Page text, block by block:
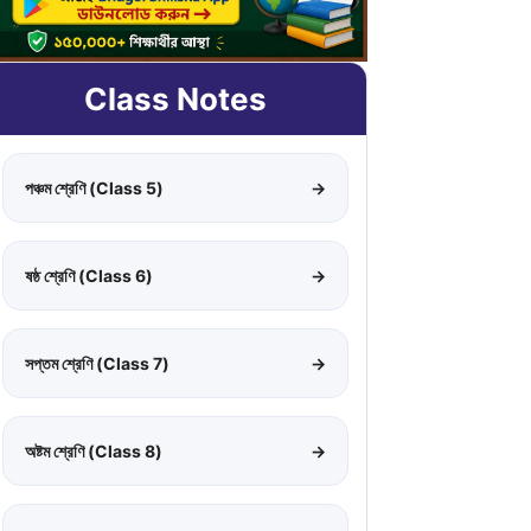
Class Notes
পঞ্চম শ্রেণি (Class 5) →
ষষ্ঠ শ্রেণি (Class 6) →
সপ্তম শ্রেণি (Class 7) →
অষ্টম শ্রেণি (Class 8) →